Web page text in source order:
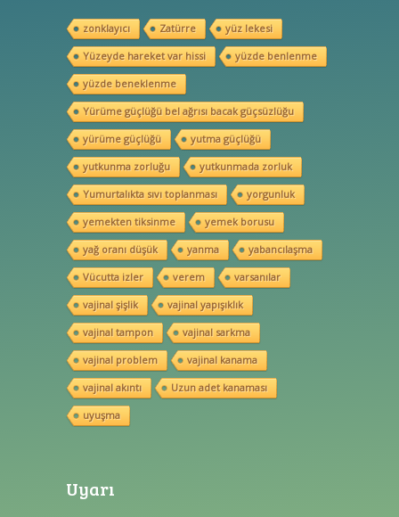
zonklayıcı Zatürre yüz lekesi
Yüzeyde hareket var hissi yüzde benlenme
yüzde beneklenme
Yürüme güçlüğü bel ağrısı bacak güçsüzlüğu
yürüme güçlüğü yutma güçlüğü
yutkunma zorluğu yutkunmada zorluk
Yumurtalıkta sıvı toplanması yorgunluk
yemekten tiksinme yemek borusu
yağ oranı düşük yanma yabancılaşma
Vücutta izler verem varsanılar
vajinal şişlik vajinal yapışıklık
vajinal tampon vajinal sarkma
vajinal problem vajinal kanama
vajinal akıntı Uzun adet kanaması
uyuşma
Uyarı